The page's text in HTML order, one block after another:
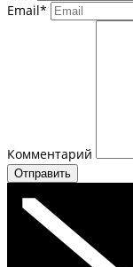
Email*
Комментарий
Отправить